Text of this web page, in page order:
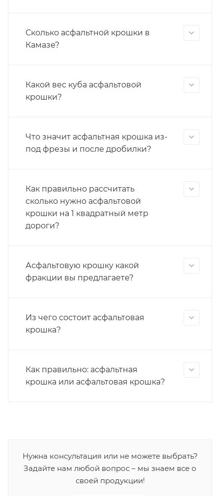
Сколько асфальтной крошки в
Камазе?
Какой вес куба асфальтовой
крошки?
Что значит асфальтная крошка из-
под фрезы и после дробилки?
Как правильно рассчитать
сколько нужно асфальтовой
крошки на 1 квадратный метр
дороги?
Асфальтовую крошку какой
фракции вы предлагаете?
Из чего состоит асфальтовая
крошка?
Как правильно: асфальтная
крошка или асфальтовая крошка?
Нужна консультация или не можете выбрать?
Задайте нам любой вопрос – мы знаем все о
своей продукции!